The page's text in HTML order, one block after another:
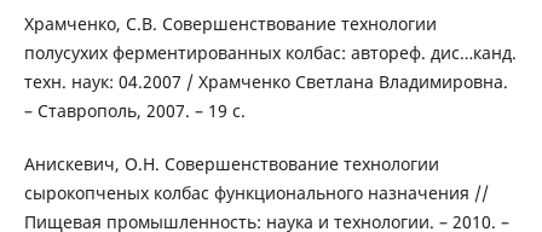
Храмченко, С.В. Совершенствование технологии
полусухих ферментированных колбас: автореф. дис…канд.
техн. наук: 04.2007 / Храмченко Светлана Владимировна.
– Ставрополь, 2007. – 19 с.
Анискевич, О.Н. Совершенствование технологии
сырокопченых колбас функционального назначения //
Пищевая промышленность: наука и технологии. – 2010. –